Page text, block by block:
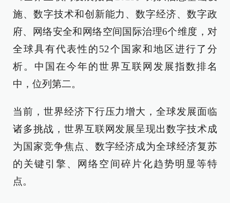
施、数字技术和创新能力、数字经济、数字政
府、网络安全和网络空间国际治理6个维度，对
全球具有代表性的52个国家和地区进行了分
析。中国在今年的世界互联网发展指数排名
中，位列第二。
当前，世界经济下行压力增大，全球发展面临
诸多挑战，世界互联网发展呈现出数字技术成
为国家竞争焦点、数字经济成为全球经济复苏
的关键引擎、网络空间碎片化趋势明显等特
点。